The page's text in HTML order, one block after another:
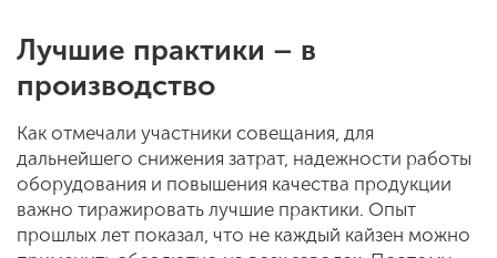
Лучшие практики – в
производство
Как отмечали участники совещания, для
дальнейшего снижения затрат, надежности работы
оборудования и повышения качества продукции
важно тиражировать лучшие практики. Опыт
прошлых лет показал, что не каждый кайзен можно